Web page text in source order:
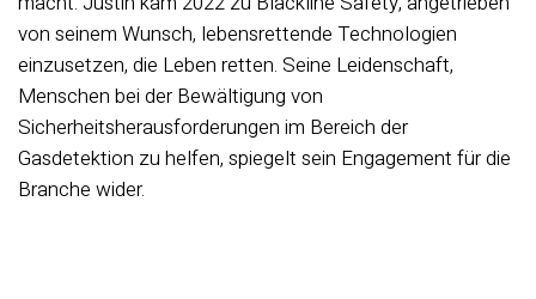
von seinem Wunsch, lebensrettende Technologien
einzusetzen, die Leben retten. Seine Leidenschaft,
Menschen bei der Bewältigung von
Sicherheitsherausforderungen im Bereich der
Gasdetektion zu helfen, spiegelt sein Engagement für die
Branche wider.